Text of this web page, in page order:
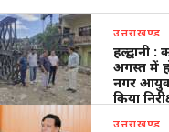
उत्तराखण्ड
हल्द्वानी
अगस्त में
नगर आयुक्त
किया
उत्तराखण्ड